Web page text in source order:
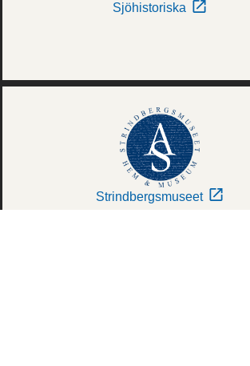
Sjöhistoriska
Strindbergsmuseet